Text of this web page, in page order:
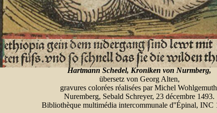
Hartmann Schedel, Kroniken von Nurmberg,
übersetz von Georg Alten,
gravures colorées réalisées par Michel
Nuremberg, Sebald Schreyer, 23 décembre 1493.
Bibliothèque multimédia intercommunale d''Épinal, INC